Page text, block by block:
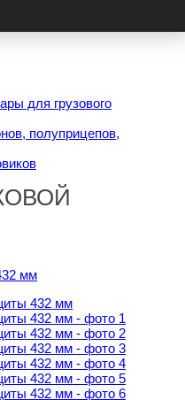
для грузового
полуприцепов,